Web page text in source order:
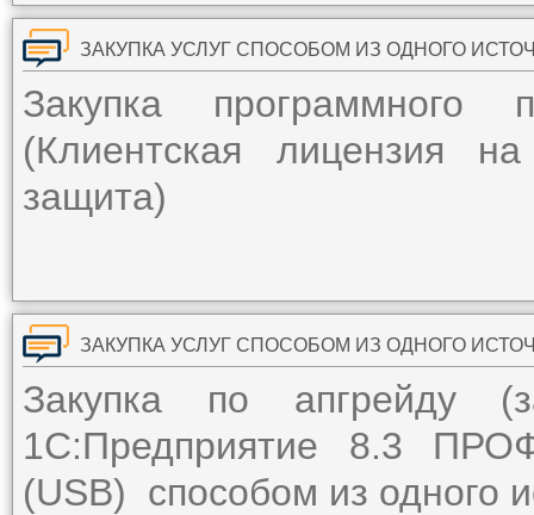
ЗАКУПКА УСЛУГ СПОСОБОМ ИЗ ОДНОГО
Закупка
(Клиентская лицензия
защита)
ЗАКУПКА УСЛУГ СПОСОБОМ ИЗ ОДНОГО
Закупка по апгрейду
1С:Предприятие 8.3
(USB) способом из одного